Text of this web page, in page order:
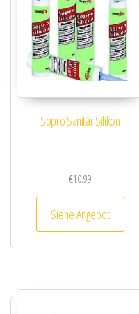
Sopro Sanitär Silikon
€10.99
Siehe Angebot